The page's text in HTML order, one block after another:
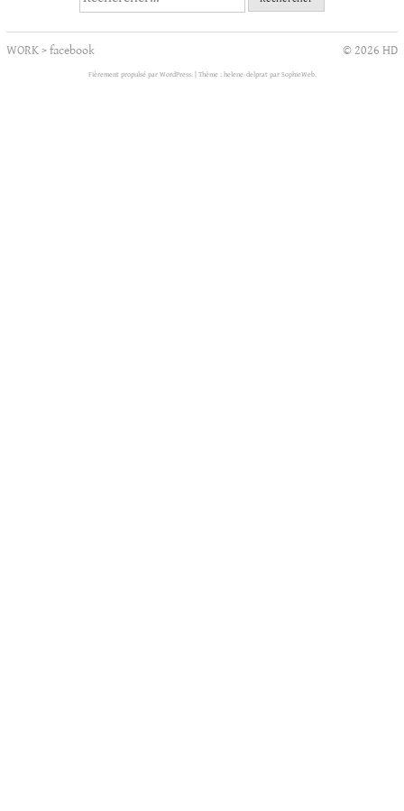
WORK>facebook © 2026 HD
Fièrement propulsé par WordPress. Thème : helene-delprat par SophieWeb.